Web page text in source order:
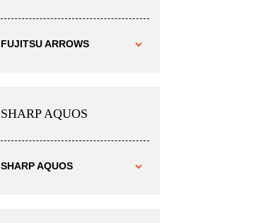
FUJITSU ARROWS
SHARP AQUOS
SHARP AQUOS